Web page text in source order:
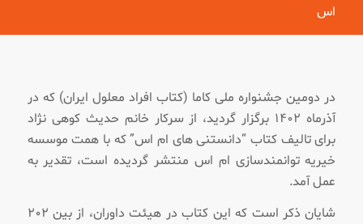
اس
در دومین جشنواره ملی کاما (کتاب افراد معلول ایران) که در
آذرماه ۱۴۰۲ برگزار گردید، از سرکار خانم حدیث کوهی نژاد
برای تالیف کتاب “دانستنی های ام اس” که با همت موسسه
خیریه توانمندسازی ام اس منتشر گردیده است، تقدیر به
عمل آمد.
شایان ذکر است که این کتاب در هیئت داوران، از بین ۲۰۲